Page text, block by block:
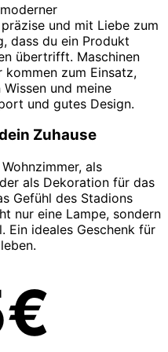
und mit Liebe zum
dass du ein Produkt
übertrifft. Maschinen
zum Einsatz,
und meine
und gutes Design.
Zuhause
als
als Dekoration für das
Gefühl des Stadions
nur eine Lampe, sondern
Ein ideales Geschenk für